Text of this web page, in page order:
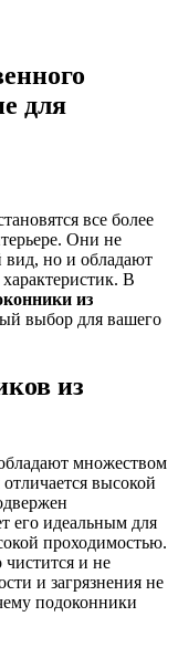
для
все более
Они не
но и обладают
В
из
выбор для вашего
из
множеством
высокой
его идеальным для
проходимостью.
и не
и загрязнения не
подоконники